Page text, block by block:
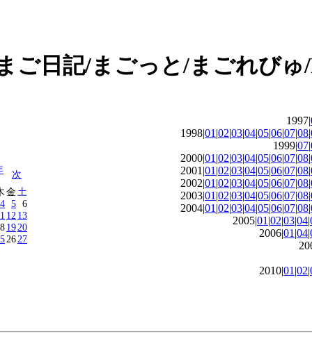
次
金 土
4 5 6
12 13
1920
2627
1997|
1998|01 |02|03|04|05|06|07|08|
1999|07|
2000|01 |02|03|04|05|06|07|08|
2001|01 |02|03|04|05|06|07|08|
2002|01 |02|03|04|05|06|07|08|
2003|01 |02|03|04|05|06|07|08|
2004|01 |02|03|04|05|06|07|08|
2005|01 |02|03|04|
2006|01 |04|
2010|01 |02|